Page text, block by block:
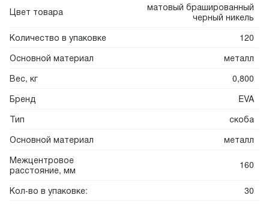
Цвет товара
матовый брашированный
черный никель
Количество в упаковке
120
Основной материал
металл
Вес, кг
0,800
Бренд
EVA
Тип
скоба
Основной материал
металл
Межцентровое
расстояние, мм
160
Кол-во в упаковке:
30